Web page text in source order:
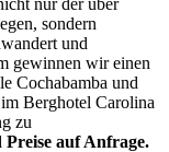
sondern
und
gewinnen wir einen
Cochabamba und
Berghotel Carolina
zu
auf Anfrage.